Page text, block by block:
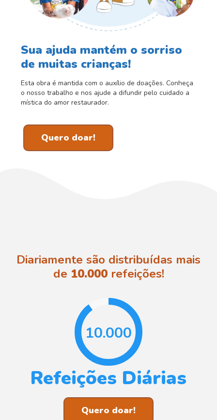
Sua ajuda mantém o sorriso
de muitas crianças!
Esta obra é mantida com o auxílio de doações. Conheça
o nosso trabalho e nos ajude a difundir pelo cuidado a
mística do amor restaurador.
Quero doar!
Diariamente são distribuídas mais
de 10.000refeições!
10.000
Refeições Diárias
Quero doar!